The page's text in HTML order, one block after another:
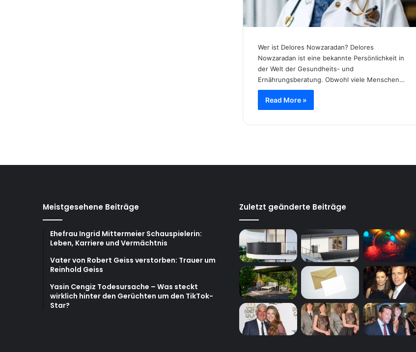
Wer ist Delores Nowzaradan? Delores
Nowzaradan ist eine bekannte Persönlichkeit in
der Welt der Gesundheits- und
Ernährungsberatung. Obwohl viele Menschen…
Read More »
Meistgesehene Beiträge
Ehefrau Ingrid Mittermeier Schauspielerin:
Leben, Karriere und Vermächtnis
Vater von Robert Geiss verstorben: Trauer um
Reinhold Geiss
Yasin Cengiz Todesursache – Was steckt
wirklich hinter den Gerüchten um den TikTok-
Star?
Zuletzt geänderte Beiträge